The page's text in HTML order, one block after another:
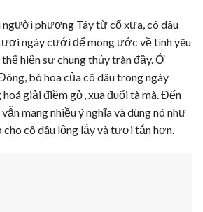
phương Tây từ cổ xưa, cô dâu
ngày cưới để mong ước về tình yêu
thể hiện sự chung thủy tràn đầy. Ở
bó hoa của cô dâu trong ngày
giải điềm gở, xua đuổi tà mà. Đến
mang nhiều ý nghĩa và dùng nó như
cô dâu lộng lẫy và tươi tắn hơn.